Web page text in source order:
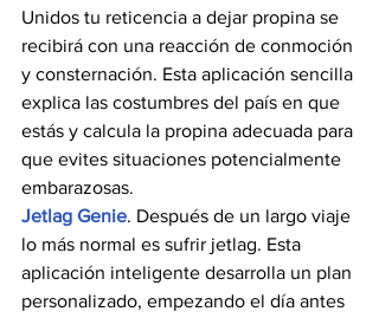
Unidos tu reticencia a dejar propina se
recibirá con una reacción de conmoción
y consternación. Esta aplicación sencilla
explica las costumbres del país en que
estás y calcula la propina adecuada para
que evites situaciones potencialmente
embarazosas.
Jetlag Genie. Después de un largo viaje
lo más normal es sufrir jetlag. Esta
aplicación inteligente desarrolla un plan
personalizado, empezando el día antes